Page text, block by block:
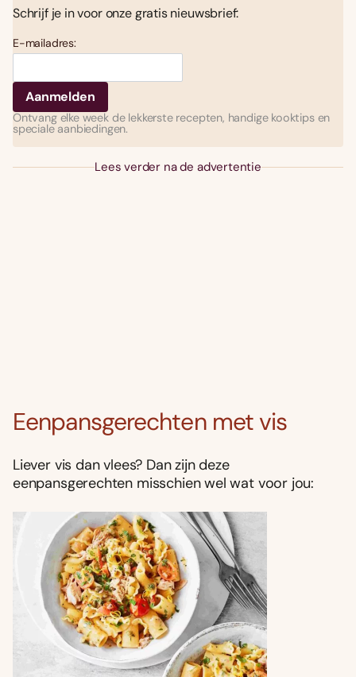
Schrijf je in voor onze gratis nieuwsbrief:
E-mailadres:
Ontvang elke week de lekkerste recepten, handige kooktips en
speciale aanbiedingen.
Lees verder na de advertentie
Eenpansgerechten met vis
Liever vis dan vlees? Dan zijn deze
eenpansgerechten misschien wel wat voor jou: